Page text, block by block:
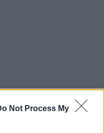
Not Process My